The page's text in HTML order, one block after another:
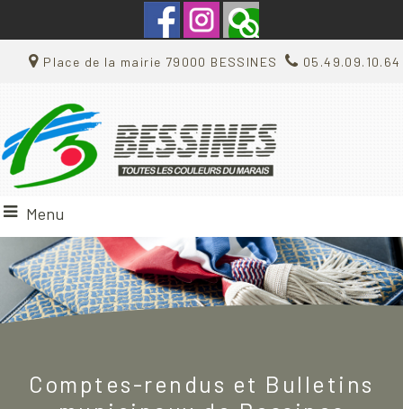
Place de la mairie 79000 BESSINES 05.49.09.10.64
Menu
Comptes-rendus et Bulletins